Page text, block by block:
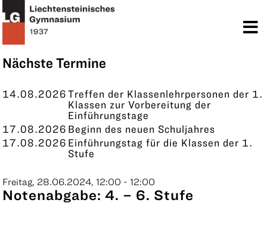
Nächste Termine
14.08.2026Treffen der Klassenlehrpersonen der 1.
Klassen zur Vorbereitung der
Einführungstage
17.08.2026 Beginn des neuen Schuljahres
17.08.2026 Einführungstag für die Klassen der 1.
Stufe
KONTAKT
Freitag, 28.06.2024, 12:00 - 12:00
Notenabgabe: 4. – 6. Stufe